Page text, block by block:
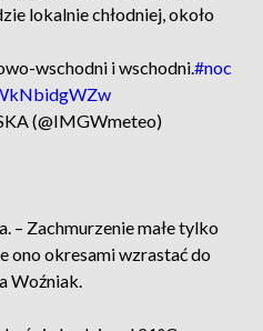
lokalnie chłodniej, około
wschodni i wschodni.#noc
(@IMGWmeteo)
– Zachmurzenie małe tylko
ono okresami wzrastać do
Woźniak.